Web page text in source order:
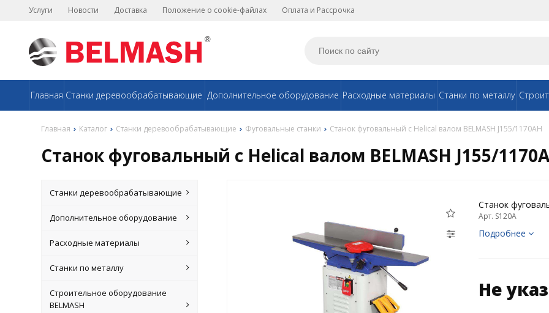
Услуги Новости Доставка Положение о cookie-файлах Оплата и Рассрочка
Главная Станки деревообрабатывающие Дополнительное оборудование Расходные материалы Станки по металлу
Главная Каталог Станки деревообрабатывающие Фуговальные станки Станок фуговальный с Helical валом BELMASH J155/1170AH
Станок фуговальный с Helical валом BELMASH J155/
Станки деревообрабатывающие
Дополнительное оборудование
Расходные материалы
Станки по металлу
Строительное оборудование
BELMASH
Станок
Арт. S120A
Подробнее
Не